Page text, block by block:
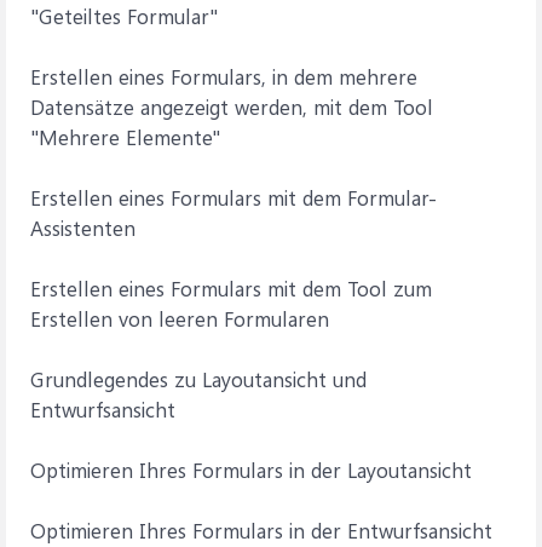
"Geteiltes Formular"
Erstellen eines Formulars, in dem mehrere
Datensätze angezeigt werden, mit dem Tool
"Mehrere Elemente"
Erstellen eines Formulars mit dem Formular-
Assistenten
Erstellen eines Formulars mit dem Tool zum
Erstellen von leeren Formularen
Grundlegendes zu Layoutansicht und
Entwurfsansicht
Optimieren Ihres Formulars in der Layoutansicht
Optimieren Ihres Formulars in der Entwurfsansicht